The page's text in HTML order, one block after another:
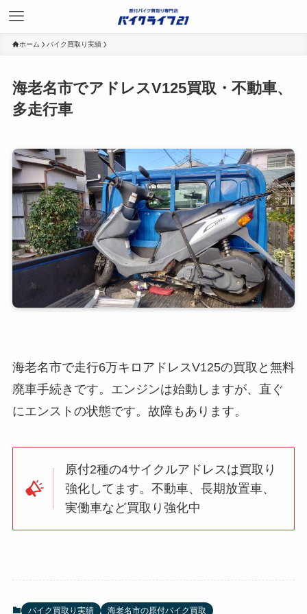
ホーム バイク買取り実績
海老名市でアドレスV125買取・不動車、
多走行車
海老名市で走行6万キロアドレスV125の買取と無料
廃車手続きです。エンジンは始動しますが、直ぐ
にエンストの状態です。故障もあります。
原付2種の4サイクルアドレスは買取り
強化してます。不動車、長期放置車、
実働車など買取り強化中
バイク買取り実績 海老名市の原付バイク買取